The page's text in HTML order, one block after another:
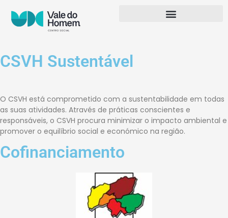
CSVH Sustentável
O CSVH está comprometido com a sustentabilidade em todas
as suas atividades. Através de práticas conscientes e
responsáveis, o CSVH procura minimizar o impacto ambiental e
promover o equilíbrio social e económico na região.
Cofinanciamento